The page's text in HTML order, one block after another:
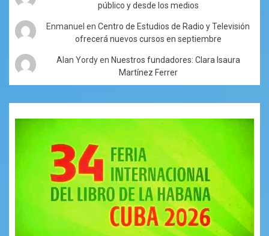
público y desde los medios
Enmanuel enCentro de Estudios de Radio y Televisión
ofrecerá nuevos cursos en septiembre
Alan Yordyen Nuestros fundadores: Clara Isaura
Martínez Ferrer